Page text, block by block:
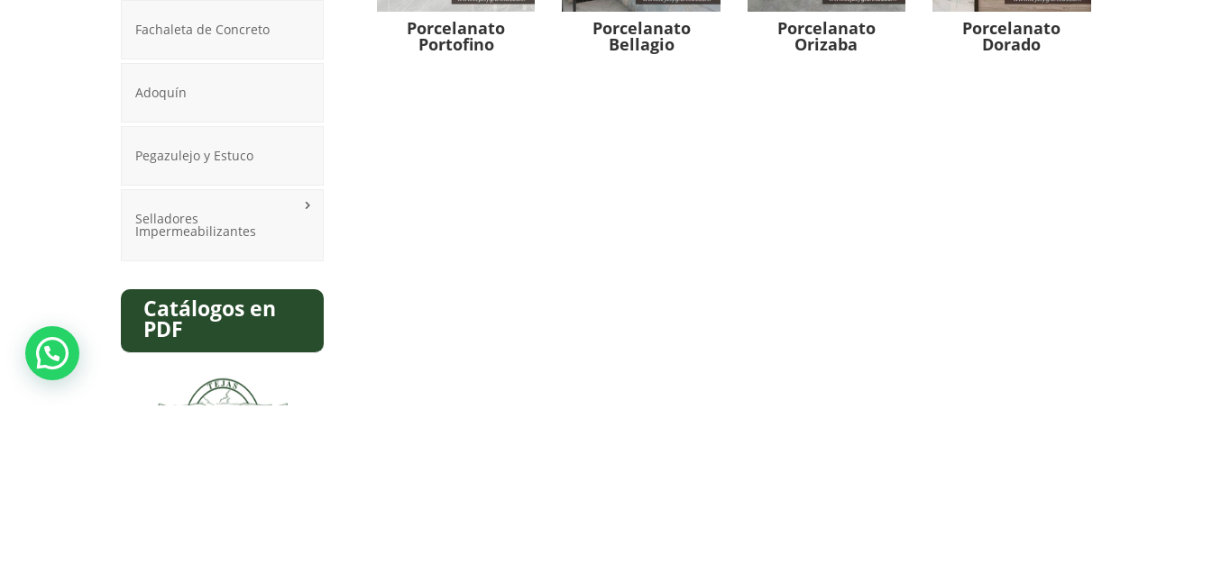
Fachaleta de Concreto
Adoquín
Pegazulejo y Estuco
Selladores
Impermeabilizantes
Catálogos en
PDF
Porcelanato
Portofino
Porcelanato
Bellagio
Porcelanato
Orizaba
Porcelanato
Dorado